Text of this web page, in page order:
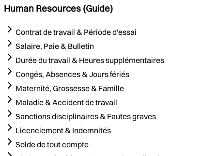
Human Resources (Guide)
Contrat de travail & Période d'essai
Salaire, Paie & Bulletin
Durée du travail & Heures supplémentaires
Congés, Absences & Jours fériés
Maternité, Grossesse & Famille
Maladie & Accident de travail
Sanctions disciplinaires & Fautes graves
Licenciement & Indemnités
Solde de tout compte